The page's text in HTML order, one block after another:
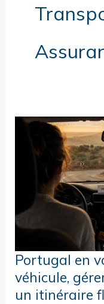
Portugal en
véhicule,
un itinéraire